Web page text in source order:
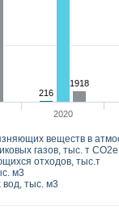
216
1918
веществ в
газов, тыс. т СО2е
отходов, тыс.т
м3
тыс. м3
2020